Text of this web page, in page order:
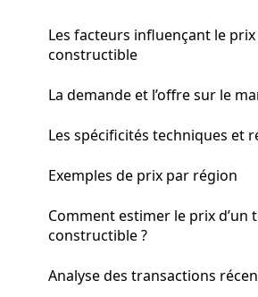
Les facteurs influençant le
constructible
La demande et l’offre sur le
Les spécificités techniques et
Exemples de prix par région
Comment estimer le prix d’un
constructible ?
Analyse des transactions